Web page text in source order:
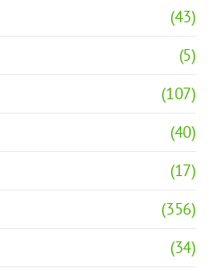
(43)
(5)
(107)
(40)
(17)
(356)
(34)